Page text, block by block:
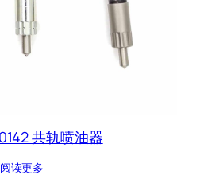
共轨喷油器
阅读更多